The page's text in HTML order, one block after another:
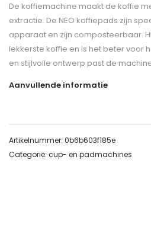
De koffiemachine maakt de koffie
extractie. De NEO koffiepads zijn
apparaat en zijn composteerbaar.
lekkerste koffie en is het beter voor
en stijlvolle ontwerp past de
Aanvullende informatie
Artikelnummer: 0b6b603f185e
Categorie: cup- en padmachines